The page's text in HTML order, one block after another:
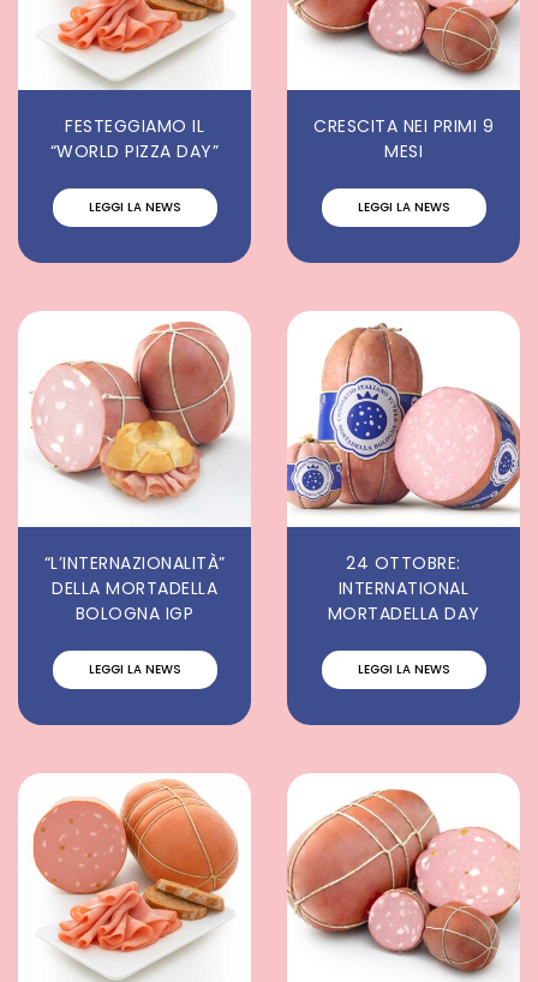
FESTEGGIAMO IL
“WORLD PIZZA DAY”
LEGGI LA NEWS
CRESCITA NEI PRIMI 9
MESI
LEGGI LA NEWS
“L’INTERNAZIONALITÀ”
DELLA MORTADELLA
BOLOGNA IGP
LEGGI LA NEWS
24 OTTOBRE:
INTERNATIONAL
MORTADELLA DAY
LEGGI LA NEWS